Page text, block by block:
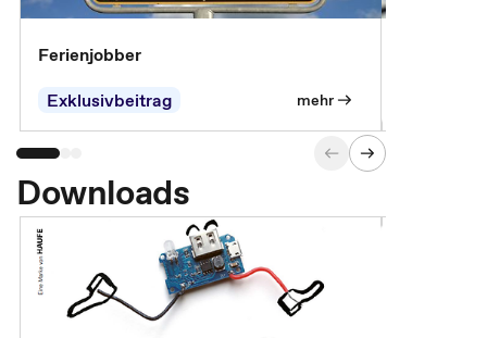
Ferienjobber
Exklusivbeitrag
mehr
Downloads